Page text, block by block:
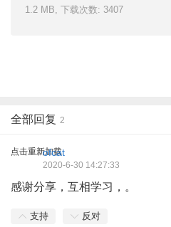
1.2 MB, 下载次数: 3407
全部回复 2
点击重新加载
ofcat
2020-6-30 14:27:33
感谢分享，互相学习，。
支持 反对